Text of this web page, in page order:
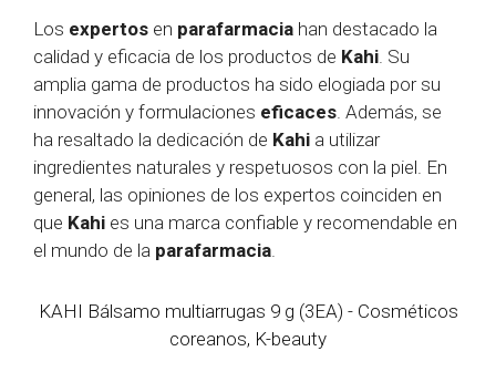
Los expertos en parafarmacia han destacado la
calidad y eficacia de los productos de Kahi . Su
amplia gama de productos ha sido elogiada por su
innovación y formulaciones eficaces . Además, se
ha resaltado la dedicación de Kahi a utilizar
ingredientes naturales y respetuosos con la piel. En
general, las opiniones de los expertos coinciden en
que Kahi es una marca confiable y recomendable en
el mundo de la parafarmacia
KAHI Bálsamo multiarrugas 9 g (3EA) - Cosméticos
coreanos, K-beauty